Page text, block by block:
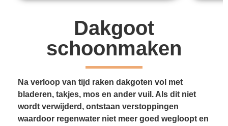
Dakgoot
schoonmaken
Na verloop van tijd raken dakgoten vol met
bladeren, takjes, mos en ander vuil. Als dit niet
wordt verwijderd, ontstaan verstoppingen
waardoor regenwater niet meer goed wegloopt en